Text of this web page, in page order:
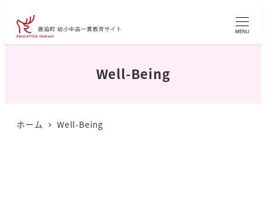
ン
MENU
Well-Being
ホーム Well-Being